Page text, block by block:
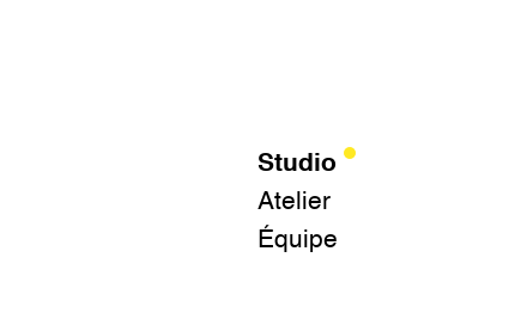
Studio
Atelier
Équipe